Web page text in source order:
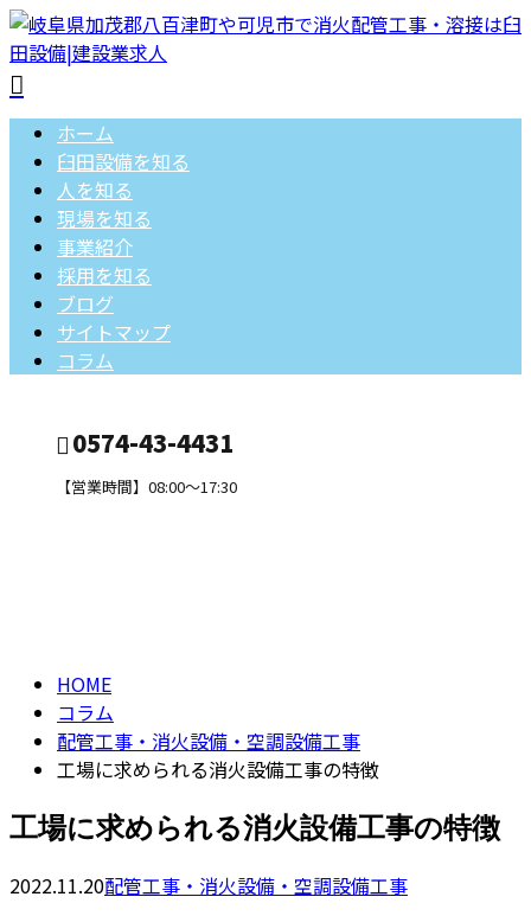
ホーム
臼田設備を知る
人を知る
現場を知る
事業紹介
採用を知る
ブログ
サイトマップ
コラム
0574-43-4431
【営業時間】08:00～17:30
HOME
コラム
配管工事・消火設備・空調設備工事
工場に求められる消火設備工事の特徴
工場に求められる消火設備工事の特徴
2022.11.20配管工事・消火設備・空調設備工事